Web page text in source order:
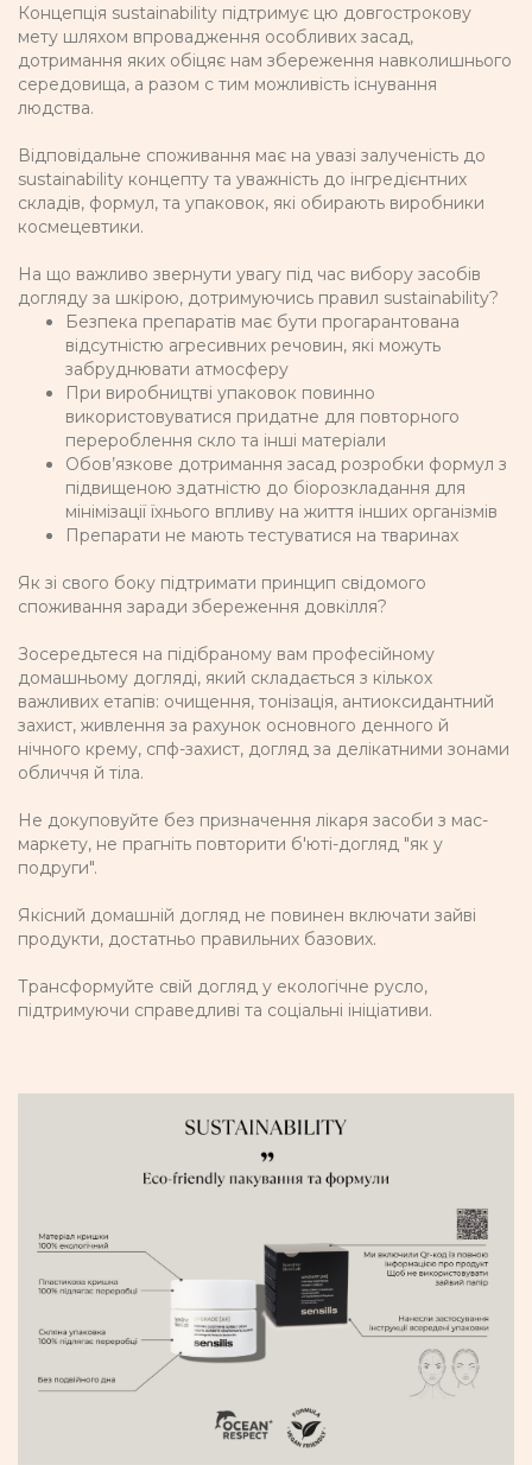
Концепція sustainability підтримує цю довгострокову
мету шляхом впровадження особливих засад,
дотримання яких обіцяє нам збереження навколишнього
середовища, а разом с тим можливість існування
людства.
Відповідальне споживання має на увазі залученість до
sustainability концепту та уважність до інгредієнтних
складів, формул, та упаковок, які обирають виробники
космецевтики.
На що важливо звернути увагу під час вибору засобів
догляду за шкірою, дотримуючись правил sustainability?
Безпека препаратів має бути прогарантована
відсутністю агресивних речовин, які можуть
забруднювати атмосферу
При виробництві упаковок повинно
використовуватися придатне для повторного
перероблення скло та інші матеріали
Обов’язкове дотримання засад розробки формул з
підвищеною здатністю до біорозкладання для
мінімізації їхнього впливу на життя інших організмів
Препарати не мають тестуватися на тваринах
Як зі свого боку підтримати принцип свідомого
споживання заради збереження довкілля?
Зосередьтеся на підібраному вам професійному
домашньому догляді, який складається з кількох
важливих етапів: очищення, тонізація, антиоксидантний
захист, живлення за рахунок основного денного й
нічного крему, спф-захист, догляд за делікатними зонами
обличчя й тіла.
Не докуповуйте без призначення лікаря засоби з мас-
маркету, не прагніть повторити б'юті-догляд "як у
подруги".
Якісний домашній догляд не повинен включати зайві
продукти, достатньо правильних базових.
Трансформуйте свій догляд у екологічне русло,
підтримуючи справедливі та соціальні ініціативи.